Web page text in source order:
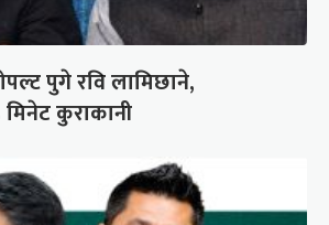
पुगे रवि लामिछाने,
मिनेट कुराकानी